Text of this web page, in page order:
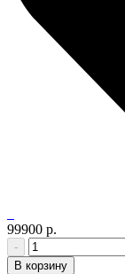
99900 р.
-
В корзину